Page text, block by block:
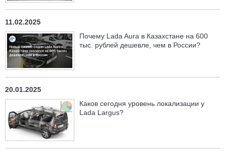
11.02.2025
Почему Lada Aura в Казахстане на 600
тыс. рублей дешевле, чем в России?
20.01.2025
Каков сегодня уровень локализации у
Lada Largus?